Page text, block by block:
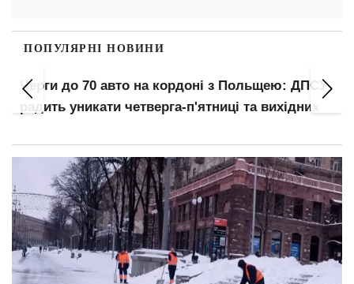
ПОПУЛЯРНІ НОВИНИ
lifecell пропонують спецтарифи — кому
доступні